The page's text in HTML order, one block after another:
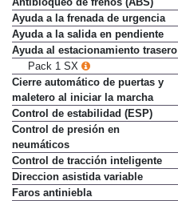
Ayuda a la frenada de urgencia
Ayuda a la salida en pendiente
Ayuda al estacionamiento trasero
Pack 1 SX
Cierre automático de puertas y
maletero al iniciar la marcha
Control de estabilidad (ESP)
Control de presión en
neumáticos
Control de tracción inteligente
Direccion asistida variable
Faros antiniebla